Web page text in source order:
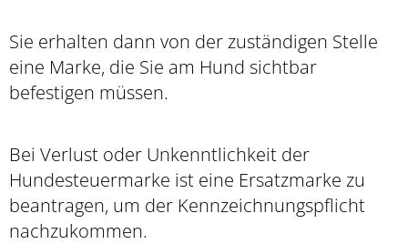
Sie erhalten dann von der zuständigen Stelle
eine Marke, die Sie am Hund sichtbar
befestigen müssen.
Bei Verlust oder Unkenntlichkeit der
Hundesteuermarke ist eine Ersatzmarke zu
beantragen, um der Kennzeichnungspflicht
nachzukommen.